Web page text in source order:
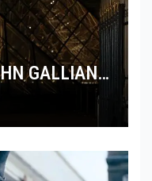
GALLIANO
DEL REY